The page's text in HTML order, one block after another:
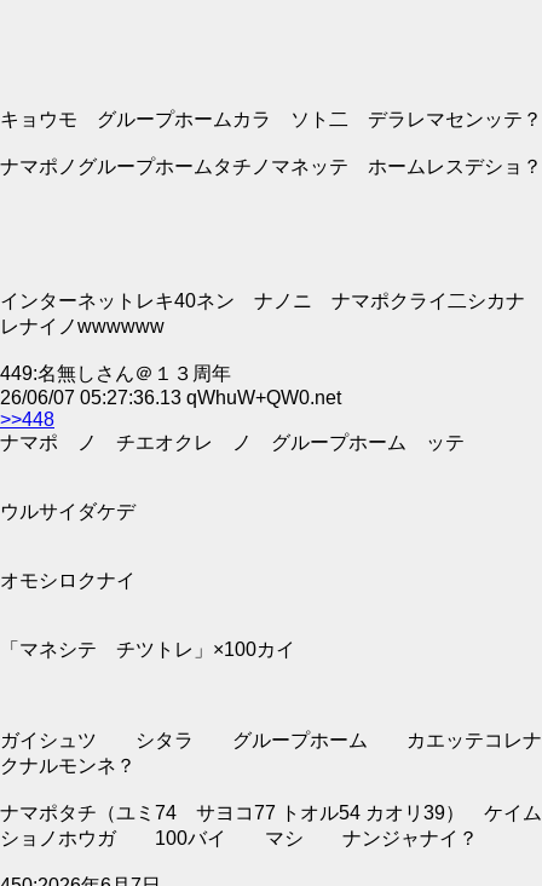
キョウモ グループホームカラ ソト二 デラレマセンッテ？
ナマポノグループホームタチノマネッテ ホームレスデショ？
インターネットレキ40ネン ナノニ ナマポクライ二シカナ
レナイノwwwwww
449:名無しさん＠１３周年
26/06/07 05:27:36.13 qWhuW+QW0.net
>>448
ナマポ ノ チエオクレ ノ グループホーム ッテ
ウルサイダケデ
オモシロクナイ
「マネシテ チツトレ」×100カイ
ガイシュツ シタラ グループホーム カエッテコレナ
クナルモンネ？
ナマポタチ（ユミ74 サヨコ77 トオル54 カオリ39） ケイム
ショノホウガ 100バイ マシ ナンジャナイ？